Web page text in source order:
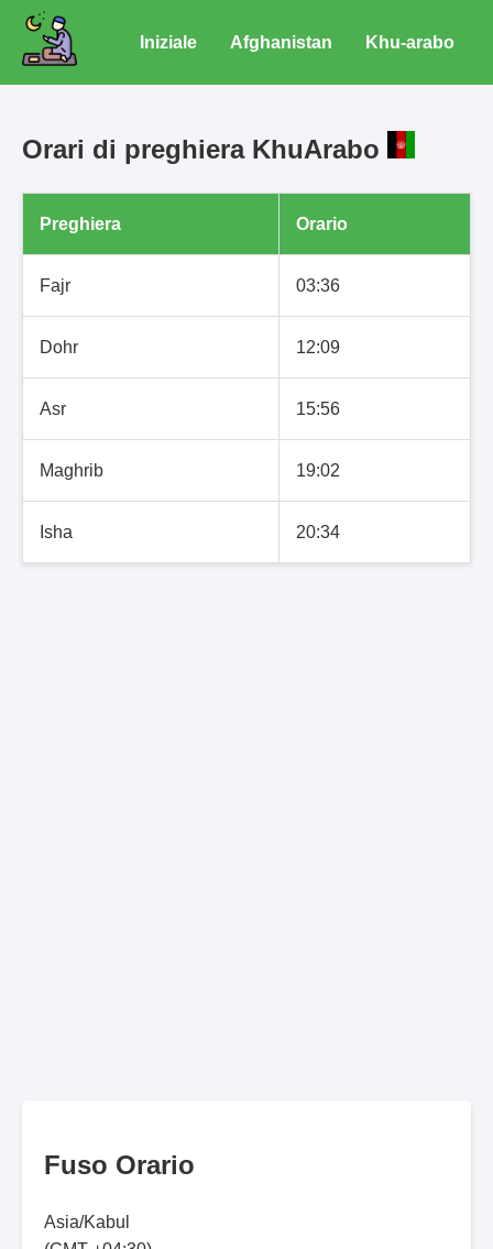
Iniziale Afghanistan Khu-arabo
Orari di preghiera KhuArabo
Preghiera Orario
Fajr 03:36
Dohr 12:09
Asr 15:56
Maghrib 19:02
Isha 20:34
Fuso Orario
Asia/Kabul